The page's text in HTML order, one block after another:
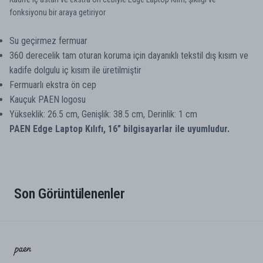
fonksiyonu bir araya getiriyor
Su geçirmez fermuar
360 derecelik tam oturan koruma için dayanıklı tekstil dış kısım ve
kadife dolgulu iç kısım ile üretilmiştir
Fermuarlı ekstra ön cep
Kauçuk PAEN logosu
Yükseklik: 26.5 cm, Genişlik: 38.5 cm, Derinlik: 1 cm
PAEN Edge Laptop Kılıfı, 16” bilgisayarlar ile uyumludur.
Son Görüntülenenler